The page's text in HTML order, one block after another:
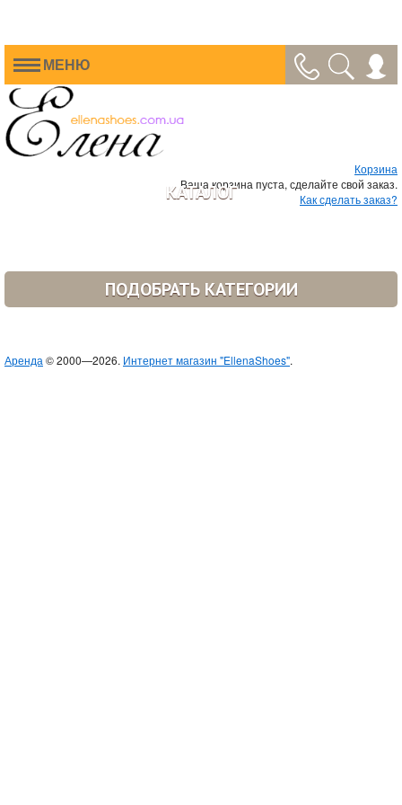
МЕНЮ
Корзина
Ваша корзина пуста, сделайте свой заказ.
Как сделать заказ?
КАТАЛОГ
ПОДОБРАТЬ КАТЕГОРИИ
Аренда © 2000—2026. Интернет магазин "EllenaShoes".